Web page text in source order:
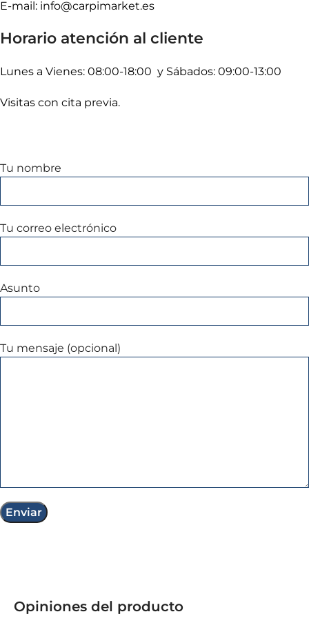
E-mail: info@carpimarket.es
Horario atención al cliente
Lunes a Vienes: 08:00-18:00 y Sábados: 09:00-13:00
Visitas con cita previa.
Tu nombre
Tu correo electrónico
Asunto
Tu mensaje (opcional)
Opiniones del producto